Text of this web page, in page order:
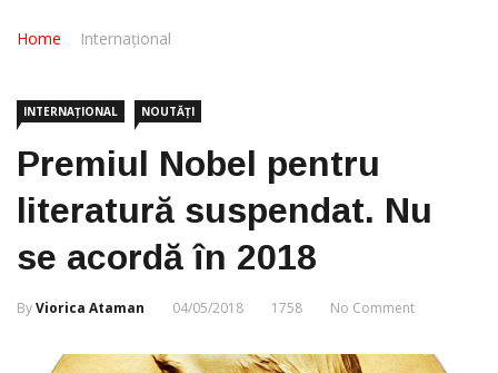
Home Internațional
INTERNAȚIONAL NOUTĂȚI
Premiul Nobel pentru
literatură suspendat. Nu
se acordă în 2018
ByViorica Ataman 04/05/2018 1758 No Comment